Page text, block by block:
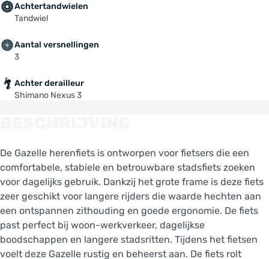
Achtertandwielen
Tandwiel
Aantal versnellingen
3
Achter derailleur
Shimano Nexus 3
De Gazelle herenfiets is ontworpen voor fietsers die een
comfortabele, stabiele en betrouwbare stadsfiets zoeken
voor dagelijks gebruik. Dankzij het grote frame is deze fiets
zeer geschikt voor langere rijders die waarde hechten aan
een ontspannen zithouding en goede ergonomie. De fiets
past perfect bij woon-werkverkeer, dagelijkse
boodschappen en langere stadsritten. Tijdens het fietsen
voelt deze Gazelle rustig en beheerst aan. De fiets rolt